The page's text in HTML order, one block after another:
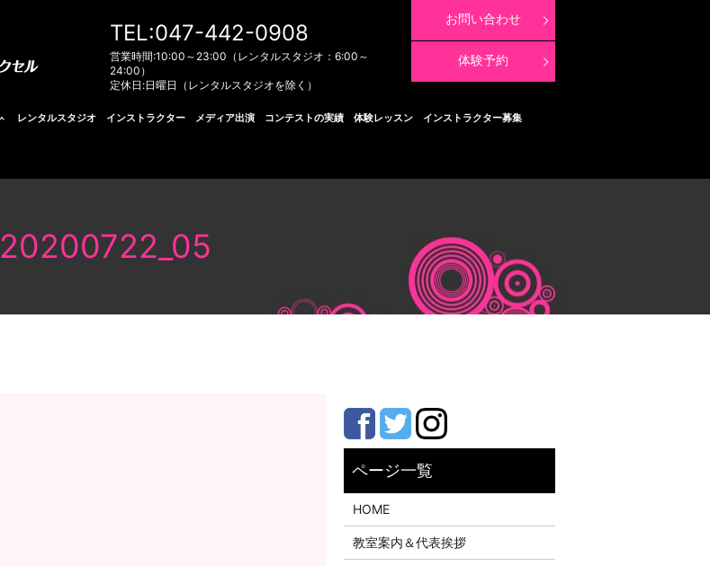
レンタルスタジオ インストラクター メディア出演 コンテストの実績 体験レッスン インストラクター募集
TEL:047-442-0908
営業時間:10:00～23:00（レンタルスタジオ：6:00～
24:00）
定休日:日曜日（レンタルスタジオを除く）
お問い合わせ
体験予約
20200722_05
HOME
教室案内＆代表挨拶